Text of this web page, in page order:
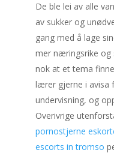
De ble lei av alle
av sukker og
gang med å lage
mer næringsrike og
nok at et tema
lærer gjerne i avisa
undervisning, og
Overivrige
pornostjerne
escorts in tromso